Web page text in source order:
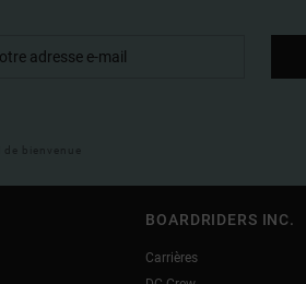
bienvenue
BOARDRIDERS INC.
Carrières